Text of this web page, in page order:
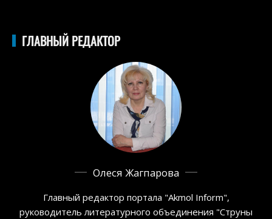
ГЛАВНЫЙ РЕДАКТОР
Олеся Жагпарова
Главный редактор портала "Akmol Inform",
руководитель литературного объединения "Струны